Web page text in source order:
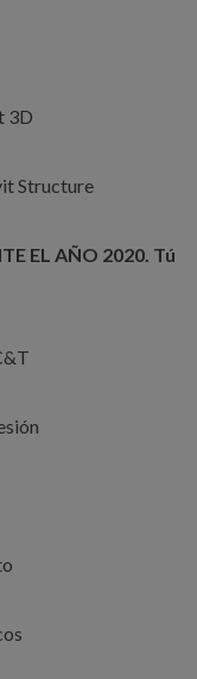
3D
Structure
EL AÑO 2020. Tú